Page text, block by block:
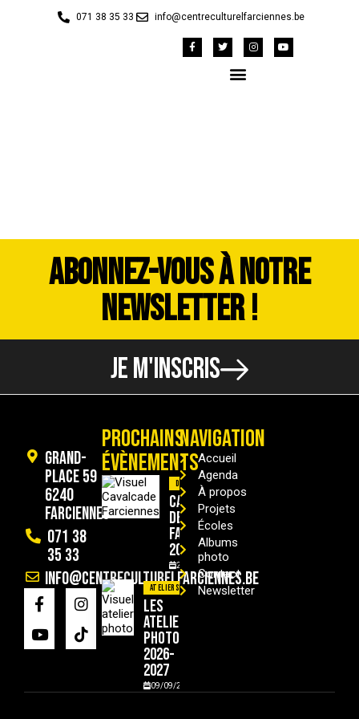
071 38 35 33 info@centreculturelfarciennes.be
ABONNEZ-VOUS À NOTRE
NEWSLETTER !
JE M'INSCRIS
Grand-
Place 59
6240
Farciennes
071 38
35 33
info@centreculturelfarciennes.be
PROCHAINS
ÉVÈNEMENTS
Divers
Cavalcade
de
Farciennes
2026
29/08/2026
Ateliers
Les
ateliers
photo
2026-
2027
09/09/2026
NAVIGATION
Accueil
Agenda
À propos
Projets
Écoles
Albums
photo
Contact
Newsletter